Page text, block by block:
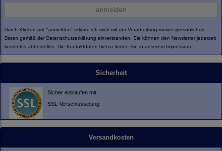
anmelden
Durch Klicken auf "anmelden" erkläre ich mich mit der Verarbeitung meiner persönlichen
Daten gemäß der Datenschutzerklärung einverstanden. Sie können den Newsletter jederzeit
kostenlos abbestellen. Die Kontaktdaten hierzu finden Sie in unserem Impressum.
Sicherheit
Sicher einkaufen mit
SSL-Verschlüsselung.
Versandkosten